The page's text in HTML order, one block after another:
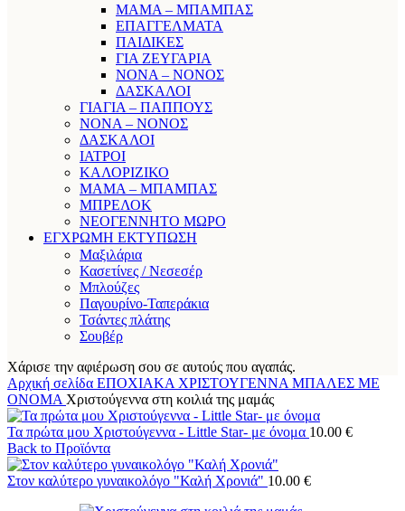
ΜΑΜΑ – ΜΠΑΜΠΑΣ
ΕΠΑΓΓΕΛΜΑΤΑ
ΠΑΙΔΙΚΕΣ
ΓΙΑ ΖΕΥΓΑΡΙΑ
ΝΟΝΑ – ΝΟΝΟΣ
ΔΑΣΚΑΛΟΙ
ΓΙΑΓΙΑ – ΠΑΠΠΟΥΣ
ΝΟΝΑ – ΝΟΝΟΣ
ΔΑΣΚΑΛΟΙ
ΙΑΤΡΟΙ
ΚΑΛΟΡΙΖΙΚΟ
ΜΑΜΑ – ΜΠΑΜΠΑΣ
ΜΠΡΕΛΟΚ
ΝΕΟΓΕΝΝΗΤΟ ΜΩΡΟ
ΕΓΧΡΩΜΗ ΕΚΤΥΠΩΣΗ
Μαξιλάρια
Κασετίνες / Νεσεσέρ
Μπλούζες
Παγουρίνο-Ταπεράκια
Τσάντες πλάτης
Σουβέρ
Χάρισε την αφιέρωση σου σε αυτούς που αγαπάς.
Αρχική σελίδα ΕΠΟΧΙΑΚΑ ΧΡΙΣΤΟΥΓΕΝΝΑ ΜΠΑΛΕΣ ΜΕ
ΟΝΟΜΑ Χριστούγεννα στη κοιλιά της μαμάς
Τα πρώτα μου Χριστούγεννα - Little Star- με όνομα 10.00 €
Back to Προϊόντα
Στον καλύτερο γυναικολόγο "Καλή Χρονιά" 10.00 €